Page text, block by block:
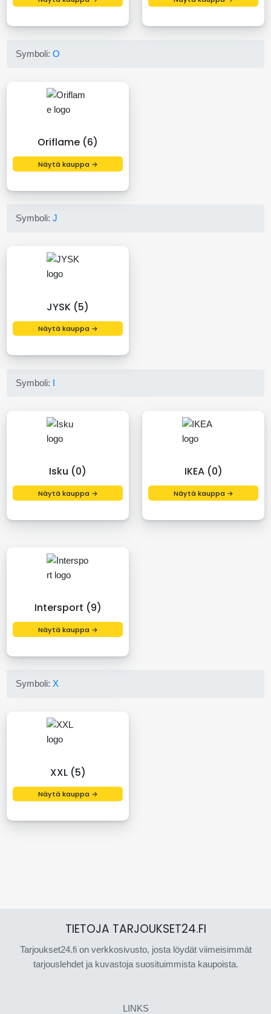
Symboli:O
Oriflame (6)
Näytä kauppa →
Symboli:J
JYSK (5)
Näytä kauppa →
Symboli: I
Isku (0)
Näytä kauppa →
IKEA (0)
Näytä kauppa →
Intersport (9)
Näytä kauppa →
Symboli: X
XXL (5)
Näytä kauppa →
TIETOJA TARJOUKSET24.FI
Tarjoukset24.fi on verkkosivusto, josta löydät viimeisimmät
tarjouslehdet ja kuvastoja suosituimmista kaupoista.
LINKS